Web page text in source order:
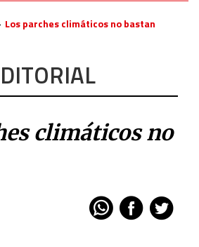
Los parches climáticos no bastan
climáticos no